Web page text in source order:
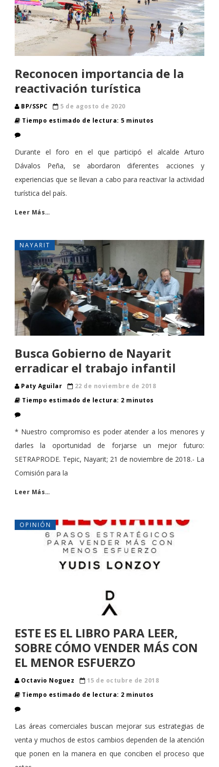
Reconocen importancia de la
reactivación turística
BP/SSPC
5 de agosto de 2020
Tiempo estimado de lectura: 5 minutos
Durante el foro en el que participó el alcalde Arturo
Dávalos Peña, se abordaron diferentes acciones y
experiencias que se llevan a cabo para reactivar la actividad
turística del país.
Leer Más…
NAYARIT
Busca Gobierno de Nayarit
erradicar el trabajo infantil
Paty Aguilar
22 de noviembre de 2018
Tiempo estimado de lectura: 2 minutos
* Nuestro compromiso es poder atender a los menores y
darles la oportunidad de forjarse un mejor futuro:
SETRAPRODE. Tepic, Nayarit; 21 de noviembre de 2018.- La
Comisión para la
Leer Más…
OPINIÓN
ESTE ES EL LIBRO PARA LEER,
SOBRE CÓMO VENDER MÁS CON
EL MENOR ESFUERZO
Octavio Noguez
15 de octubre de 2018
Tiempo estimado de lectura: 2 minutos
Las áreas comerciales buscan mejorar sus estrategias de
venta y muchos de estos cambios dependen de la atención
que ponen en la manera en que conciben el proceso que